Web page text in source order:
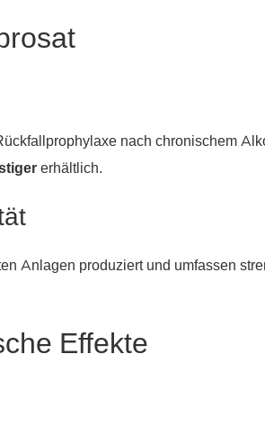
nach chronischem
erhältlich.
Anlagen produziert und umfassen
Effekte